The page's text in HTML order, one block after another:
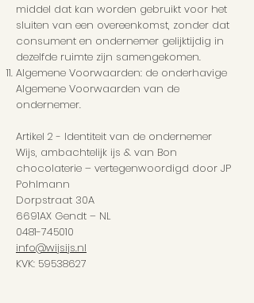
middel dat kan worden gebruikt voor het
sluiten van een overeenkomst, zonder dat
consument en ondernemer gelijktijdig in
dezelfde ruimte zijn samengekomen.
Algemene Voorwaarden: de onderhavige
Algemene Voorwaarden van de
ondernemer.
Artikel 2 - Identiteit van de ondernemer
Wijs, ambachtelijk ijs & van Bon
chocolaterie – vertegenwoordigd door JP
Pohlmann
Dorpstraat 30A
6691AX Gendt – NL
0481-745010
info@wijsijs.nl
KVK: 59538627